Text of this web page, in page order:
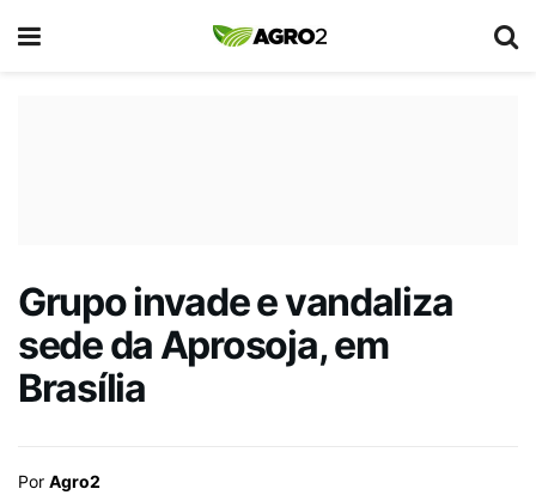
Grupo invade e vandaliza
sede da Aprosoja, em
Brasília
Por Agro2